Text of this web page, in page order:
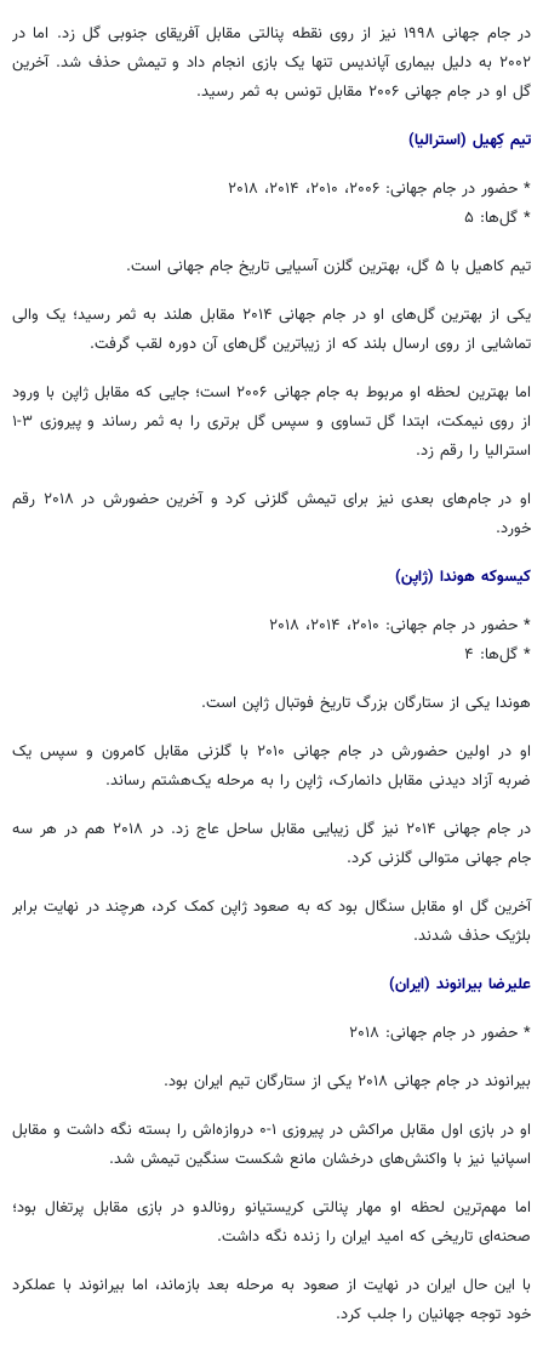
در جام جهانی ۱۹۹۸ نیز از روی نقطه پنالتی مقابل آفریقای جنوبی گل زد. اما در
۲۰۰۲ به دلیل بیماری آپاندیس تنها یک بازی انجام داد و تیمش حذف شد. آخرین
گل او در جام جهانی ۲۰۰۶ مقابل تونس به ثمر رسید.
تیم کِهیل (استرالیا)
* حضور در جام جهانی: ۲۰۰۶، ۲۰۱۰، ۲۰۱۴، ۲۰۱۸
* گل‌ها: ۵
تیم کاهیل با ۵ گل، بهترین گلزن آسیایی تاریخ جام جهانی است.
یکی از بهترین گل‌های او در جام جهانی ۲۰۱۴ مقابل هلند به ثمر رسید؛ یک والی
تماشایی از روی ارسال بلند که از زیباترین گل‌های آن دوره لقب گرفت.
اما بهترین لحظه او مربوط به جام جهانی ۲۰۰۶ است؛ جایی که مقابل ژاپن با ورود
از روی نیمکت، ابتدا گل تساوی و سپس گل برتری را به ثمر رساند و پیروزی ۳-۱
استرالیا را رقم زد.
او در جام‌های بعدی نیز برای تیمش گلزنی کرد و آخرین حضورش در ۲۰۱۸ رقم
خورد.
کیسوکه هوندا (ژاپن)
* حضور در جام جهانی: ۲۰۱۰، ۲۰۱۴، ۲۰۱۸
* گل‌ها: ۴
هوندا یکی از ستارگان بزرگ تاریخ فوتبال ژاپن است.
او در اولین حضورش در جام جهانی ۲۰۱۰ با گلزنی مقابل کامرون و سپس یک
ضربه آزاد دیدنی مقابل دانمارک، ژاپن را به مرحله یک‌هشتم رساند.
در جام جهانی ۲۰۱۴ نیز گل زیبایی مقابل ساحل عاج زد. در ۲۰۱۸ هم در هر سه
جام جهانی متوالی گلزنی کرد.
آخرین گل او مقابل سنگال بود که به صعود ژاپن کمک کرد، هرچند در نهایت برابر
بلژیک حذف شدند.
علیرضا بیرانوند (ایران)
* حضور در جام جهانی: ۲۰۱۸
بیرانوند در جام جهانی ۲۰۱۸ یکی از ستارگان تیم ایران بود.
او در بازی اول مقابل مراکش در پیروزی ۱-۰ دروازه‌اش را بسته نگه داشت و مقابل
اسپانیا نیز با واکنش‌های درخشان مانع شکست سنگین تیمش شد.
اما مهم‌ترین لحظه او مهار پنالتی کریستیانو رونالدو در بازی مقابل پرتغال بود؛
صحنه‌ای تاریخی که امید ایران را زنده نگه داشت.
با این حال ایران در نهایت از صعود به مرحله بعد بازماند، اما بیرانوند با عملکرد
خود توجه جهانیان را جلب کرد.